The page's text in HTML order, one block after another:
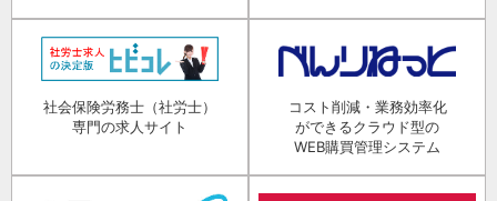
社会保険労務士（社労士）
専門の求人サイト
コスト削減・業務効率化
ができるクラウド型の
WEB購買管理システム